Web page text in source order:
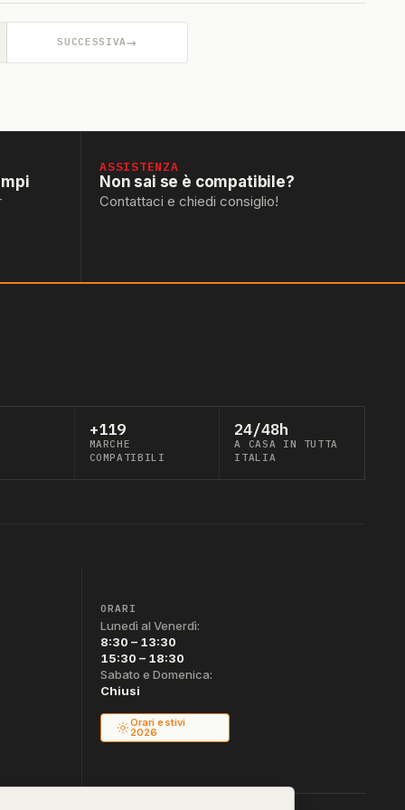
SUCCESSIVA→
ASSISTENZA
Non sai se è compatibile?
Contattaci e chiedi consiglio!
+119
MARCHE
COMPATIBILI
24/48h
A CASA IN TUTTA
ITALIA
ORARI
Lunedì al Venerdì:
8:30 – 13:30
15:30 – 18:30
Sabato e Domenica:
Chiusi
Orari estivi
2026